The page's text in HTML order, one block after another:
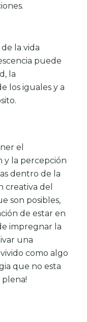
la vida
puede
la
los iguales y a
el
y la percepción
dentro de la
creativa del
son posibles,
de estar en
impregnar la
una
como algo
que no esta
plena!